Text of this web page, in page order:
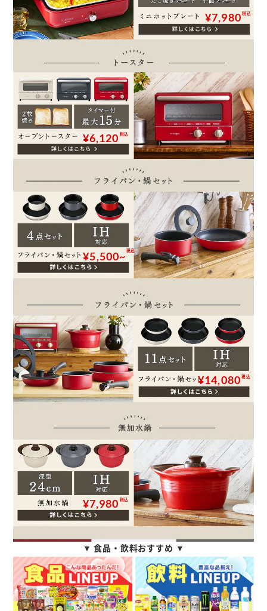
¥7,980 税込
¥6,120 税込
¥5,500~ 税込
¥14,080 税込
¥7,980 税込
▼ 食品・飲料おすすめ ▼